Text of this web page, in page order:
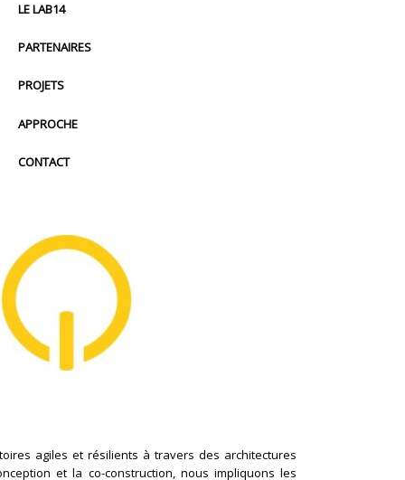
LE LAB14
PARTENAIRES
PROJETS
APPROCHE
CONTACT
agiles et résilients à travers des architectures
et la co-construction, nous impliquons les